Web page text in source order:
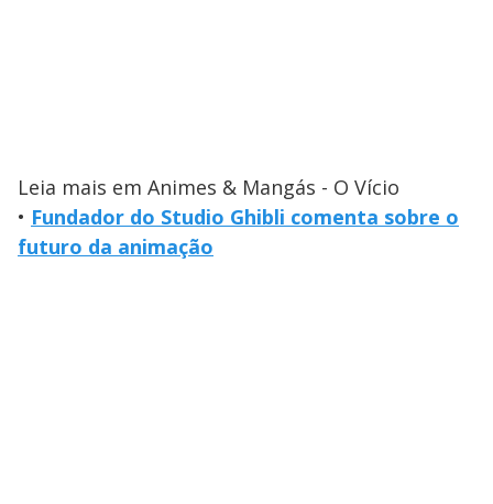
Leia mais em Animes & Mangás - O Vício
• Fundador do Studio Ghibli comenta sobre o
futuro da animação